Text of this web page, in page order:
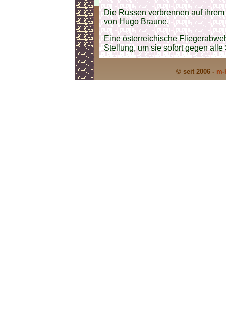
Die Russen verbrennen auf
von Hugo Braune.
Eine österreichische
Stellung, um sie sofort gegen
© seit 2006 -